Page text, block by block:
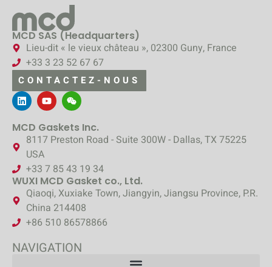
MCD SAS (Headquarters)
Lieu-dit « le vieux château », 02300 Guny, France
+33 3 23 52 67 67
CONTACTEZ-NOUS
MCD Gaskets Inc.
8117 Preston Road - Suite 300W - Dallas, TX 75225
USA
+33 7 85 43 19 34
WUXI MCD Gasket co., Ltd.
Qiaoqi, Xuxiake Town, Jiangyin, Jiangsu Province, P.R.
China 214408
+86 510 86578866
NAVIGATION